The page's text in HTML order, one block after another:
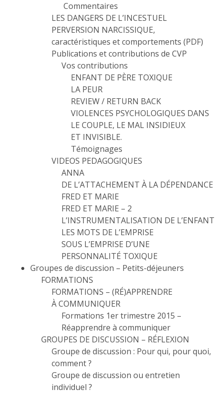
Commentaires
LES DANGERS DE L’INCESTUEL
PERVERSION NARCISSIQUE,
caractéristiques et comportements (PDF)
Publications et contributions de CVP
Vos contributions
ENFANT DE PÈRE TOXIQUE
LA PEUR
REVIEW / RETURN BACK
VIOLENCES PSYCHOLOGIQUES DANS
LE COUPLE, LE MAL INSIDIEUX
ET INVISIBLE.
Témoignages
VIDEOS PEDAGOGIQUES
ANNA
DE L’ATTACHEMENT À LA DÉPENDANCE
FRED ET MARIE
FRED ET MARIE – 2
L’INSTRUMENTALISATION DE L’ENFANT
LES MOTS DE L’EMPRISE
SOUS L’EMPRISE D’UNE
PERSONNALITÉ TOXIQUE
Groupes de discussion – Petits-déjeuners
FORMATIONS
FORMATIONS – (RÉ)APPRENDRE
À COMMUNIQUER
Formations 1er trimestre 2015 –
Réapprendre à communiquer
GROUPES DE DISCUSSION – RÉFLEXION
Groupe de discussion : Pour qui, pour quoi,
comment ?
Groupe de discussion ou entretien
individuel ?